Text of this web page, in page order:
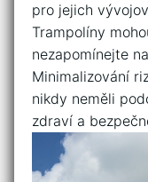
pro jejich
Trampolíny
nezapomínejte
Minimalizování
nikdy neměli
zdraví‌ a